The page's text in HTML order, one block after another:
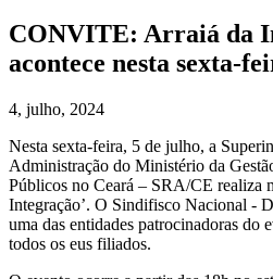
CONVITE: Arraiá da
acontece nesta sexta-
4, julho, 2024
Nesta sexta-feira, 5 de julho, a
Administração do Ministério da
Públicos no Ceará – SRA/CE realiza
Integração’. O Sindifisco Nacional -
uma das entidades patrocinadoras do
todos os eus filiados.